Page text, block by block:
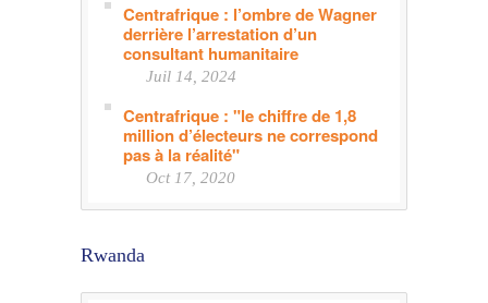
Centrafrique : l’ombre de Wagner
derrière l’arrestation d’un
consultant humanitaire
Juil 14, 2024
Centrafrique : "le chiffre de 1,8
million d’électeurs ne correspond
pas à la réalité"
Oct 17, 2020
Rwanda